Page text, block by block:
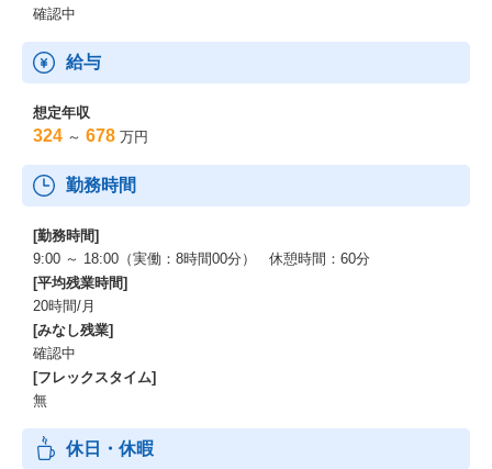
確認中
給与
想定年収
324 ～ 678 万円
勤務時間
[勤務時間]
9:00 ～ 18:00（実働：8時間00分） 休憩時間：60分
[平均残業時間]
20時間/月
[みなし残業]
確認中
[フレックスタイム]
無
休日・休暇